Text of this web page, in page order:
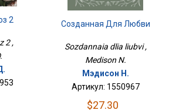
2
2 ,
Созданная Для Любви
Sozdannaia dlia liubvi ,
Medison N.
Мэдисон Н.
Артикул: 1550967
$27.30